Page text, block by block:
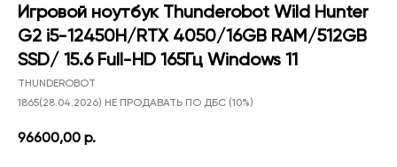
Игровой ноутбук Thunderobot Wild Hunter
G2 i5-12450H/RTX 4050/16GB RAM/512GB
SSD/ 15.6 Full-HD 165Гц Windows 11
THUNDEROBOT
1865(28.04.2026) НЕ ПРОДАВАТЬ ПО ДБС (10%)
96600,00 р.